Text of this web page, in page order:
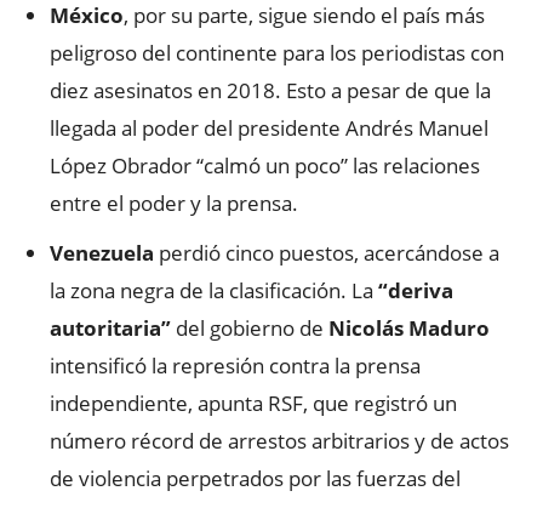
México, por su parte, sigue siendo el país más
peligroso del continente para los periodistas con
diez asesinatos en 2018. Esto a pesar de que la
llegada al poder del presidente Andrés Manuel
López Obrador “calmó un poco” las relaciones
entre el poder y la prensa.
Venezuela perdió cinco puestos, acercándose a
la zona negra de la clasificación. La “deriva
autoritaria” del gobierno de Nicolás Maduro
intensificó la represión contra la prensa
independiente, apunta RSF, que registró un
número récord de arrestos arbitrarios y de actos
de violencia perpetrados por las fuerzas del